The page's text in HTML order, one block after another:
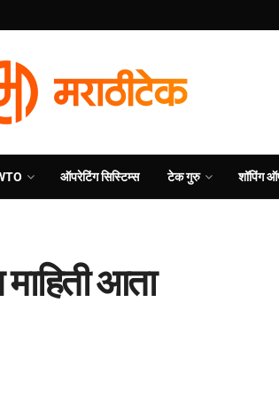
ऑपरेटिंग सिस्टिम्स टेक गुरु शॉपिंग
आता